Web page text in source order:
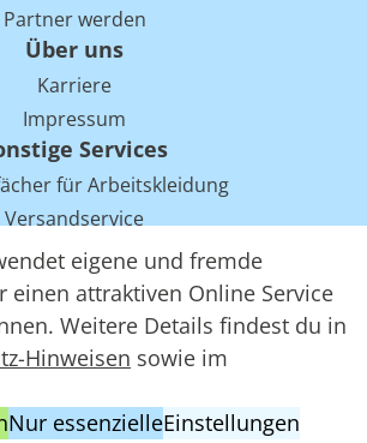
eigene und fremde
einen attraktiven Online Service
Weitere Details findest du in
Hinweisen sowie im
Nur essenzielleEinstellungen
Partner werden
Über uns
Karriere
Impressum
Services
für Arbeitskleidung
Versandservice
Mietwäsche bei Arbeitskleidung
Tracking mit RFID
GmbH 2016 – 2026
Datenschutz